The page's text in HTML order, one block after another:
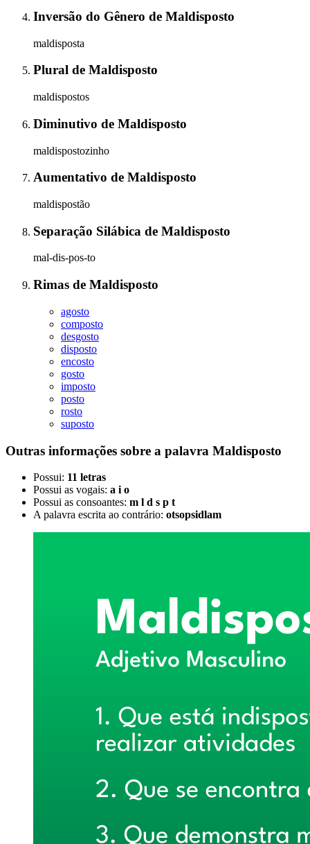
Inversão do Gênero de Maldisposto
maldisposta
Plural de Maldisposto
maldispostos
Diminutivo de Maldisposto
maldispostozinho
Aumentativo de Maldisposto
maldispostão
Separação Silábica de Maldisposto
mal-dis-pos-to
Rimas de Maldisposto
agosto
composto
desgosto
disposto
encosto
gosto
imposto
posto
rosto
suposto
Outras informações sobre a palavra Maldisposto
Possui: 11 letras
Possui as vogais: a i o
Possui as consoantes: m l d s p t
A palavra escrita ao contrário: otsopsidlam